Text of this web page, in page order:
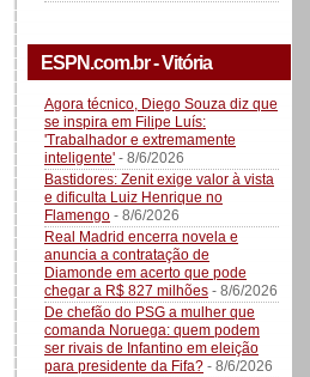
ESPN.com.br - Vitória
Agora técnico, Diego Souza diz que
se inspira em Filipe Luís:
'Trabalhador e extremamente
inteligente' - 8/6/2026
Bastidores: Zenit exige valor à vista
e dificulta Luiz Henrique no
Flamengo - 8/6/2026
Real Madrid encerra novela e
anuncia a contratação de
Diamonde em acerto que pode
chegar a R$ 827 milhões - 8/6/2026
De chefão do PSG a mulher que
comanda Noruega: quem podem
ser rivais de Infantino em eleição
para presidente da Fifa? - 8/6/2026